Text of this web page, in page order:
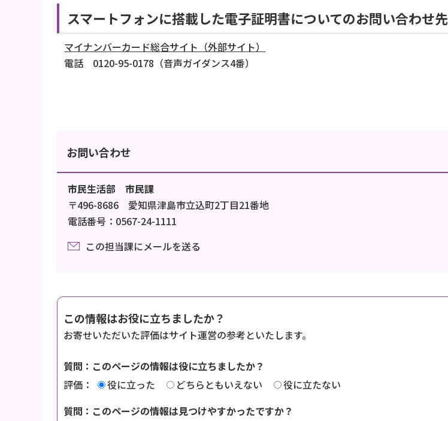
スマートフォンに搭載した電子証明書についてのお問い合わせ先
マイナンバーカード総合サイト（外部サイト）
電話 0120-95-0178（音声ガイダンス4番）
お問い合わせ
市民生活部 市民課
〒496-8686 愛知県津島市立込町2丁目21番地
電話番号：0567-24-1111
この担当課にメールを送る
この情報はお役に立ちましたか？
お寄せいただいた評価はサイト運営の参考といたします。
質問：このページの情報は役に立ちましたか？
評価：
役に立った どちらともいえない
役に立たない
質問：このページの情報は見つけやすかったですか？